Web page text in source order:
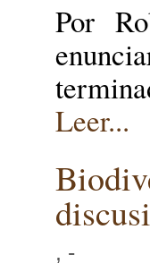
Por
Leer...
, -